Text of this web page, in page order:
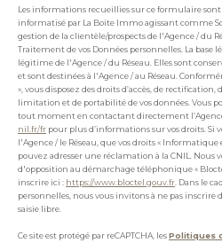
Les informations recueillies sur ce formulaire
informatisé par La Boite Immo agissant comme
gestion de la clientèle/prospects de l'Agence / du
Traitement de vos Données personnelles. La
légitime de l'Agence / du Réseau. Elles sont
et sont destinées à l'Agence / au Réseau.
», vous disposez des droits d’accès, de rectification,
limitation et de portabilité de vos données. Vous
tout moment en contactant directement l’Agence
nil.fr/fr pour plus d’informations sur vos droits. Si
l'Agence / le Réseau, que vos droits « Informatique
pouvez adresser une réclamation à la CNIL. Nous
d'opposition au démarchage téléphonique «
inscrire ici : https://www.bloctel.gouv.fr . Dans le
personnelles, nous vous invitons à ne pas inscrire
saisie libre.
Ce site est protégé par reCAPTCHA, lesPolitiques